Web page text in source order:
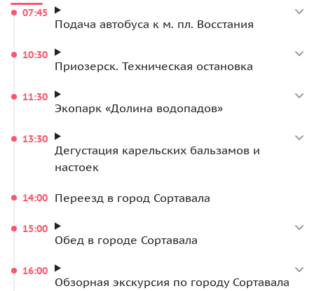
07:45
Подача автобуса к м. пл. Восстания
10:30
Приозерск. Техническая остановка
11:30
Экопарк «Долина водопадов»
13:30
Дегустация карельских бальзамов и
настоек
14:00 Переезд в город Сортавала
15:00
Обед в городе Сортавала
16:00
Обзорная экскурсия по городу Сортавала